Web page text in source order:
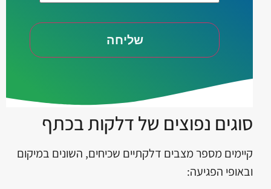
סוגים נפוצים של דלקות בכתף
קיימים מספר מצבים דלקתיים שכיחים, השונים במיקום
ובאופי הפגיעה: